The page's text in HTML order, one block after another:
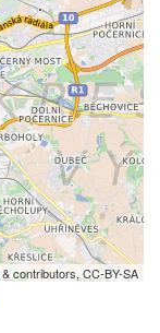
& contributors, CC-BY-SA